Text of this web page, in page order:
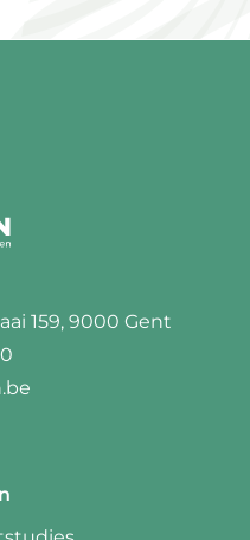
159, 9000 Gent